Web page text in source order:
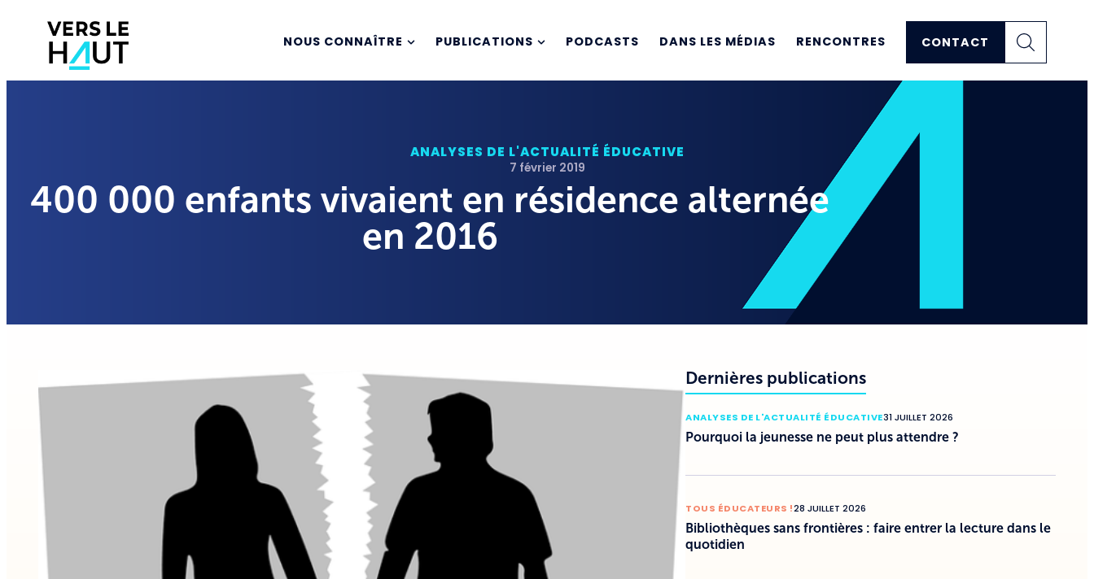
NOUS CONNAÎTRE PUBLICATIONS PODCASTS DANS LES MÉDIAS RENCONTRES CONTACT
ANALYSES DE L'ACTUALITÉ ÉDUCATIVE
7 février 2019
400 000 enfants vivaient en résidence alternée
en 2016
Dernières publications
ANALYSES DE L'ACTUALITÉ ÉDUCATIVE31 JUILLET 2026
Pourquoi la jeunesse ne peut plus attendre ?
TOUS ÉDUCATEURS !28 JUILLET 2026
Bibliothèques sans frontières : faire entrer la lecture dans le
quotidien